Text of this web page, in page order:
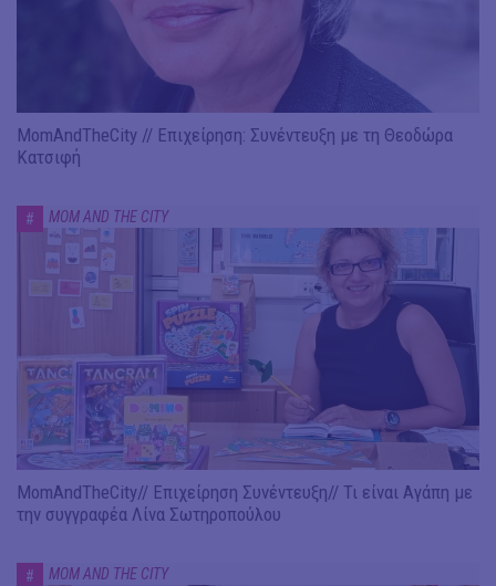
MomAndTheCity // Επιχείρηση: Συνέντευξη με τη Θεοδώρα
Κατσιφή
# MOM AND THE CITY
MomAndTheCity// Επιχείρηση Συνέντευξη// Τι είναι Αγάπη με
την συγγραφέα Λίνα Σωτηροπούλου
# MOM AND THE CITY